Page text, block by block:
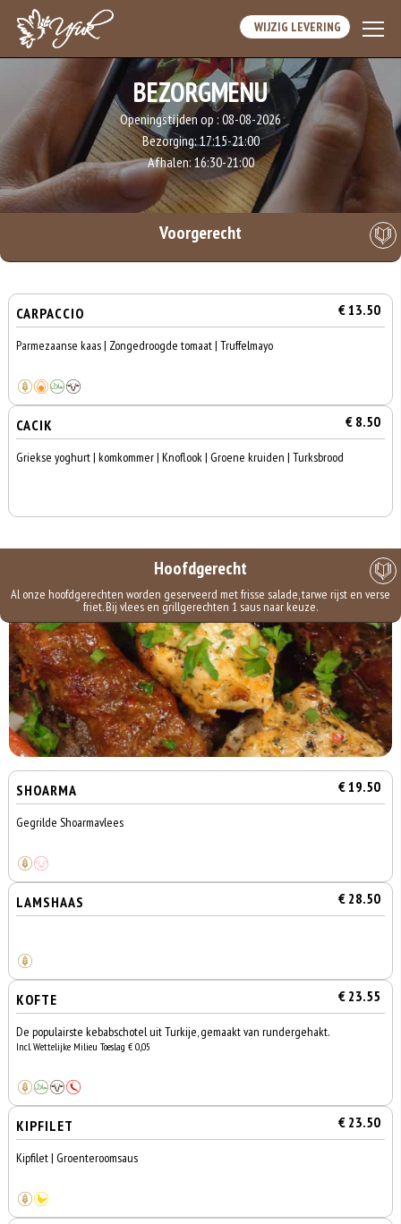
WIJZIG LEVERING
BEZORGMENU
Openingstijden op : 08-08-2026
Bezorging:17:15-21:00
Afhalen:16:30-21:00
Voorgerecht
CARPACCIO € 13.50
Parmezaanse kaas | Zongedroogde tomaat | Truffelmayo
CACIK € 8.50
Griekse yoghurt | komkommer | Knoflook | Groene kruiden | Turksbrood
Hoofdgerecht
Al onze hoofdgerechten worden geserveerd met frisse salade, tarwe rijst en verse
friet. Bij vlees en grillgerechten 1 saus naar keuze.
SHOARMA € 19.50
Gegrilde Shoarmavlees
LAMSHAAS € 28.50
KOFTE € 23.55
De populairste kebabschotel uit Turkije, gemaakt van rundergehakt.
Incl. Wettelijke Milieu Toeslag € 0,05
KIPFILET € 23.50
Kipfilet | Groenteroomsaus